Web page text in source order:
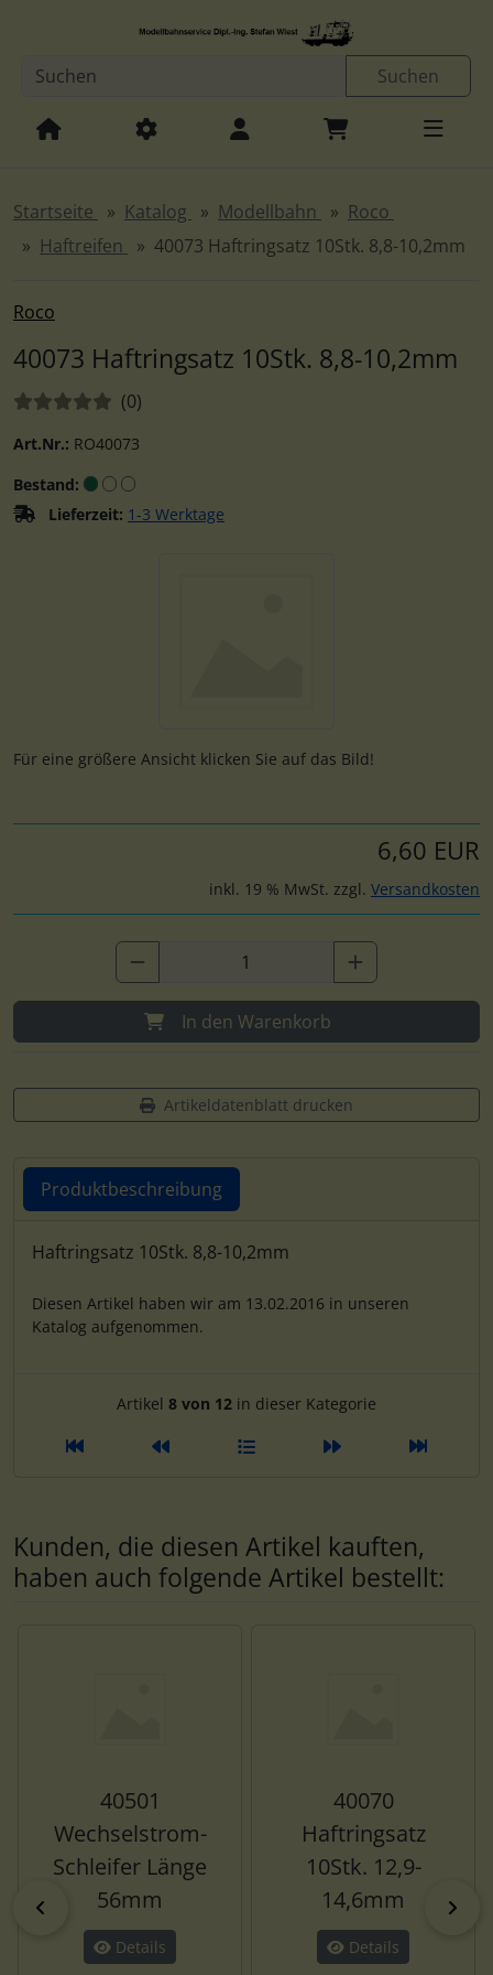
Springe zum Inhalt
Suchen
Startseite Katalog Modellbahn
Roco
Haftreifen
40073 Haftringsatz 10Stk. 8,8-10,2mm
Roco
40073 Haftringsatz 10Stk. 8,8-10,2mm
Bewertungen:(0Bewertungen
)
Art.Nr.: RO40073
Bestand:
Lieferzeit: 1-3 Werktage
Für eine größere Ansicht klicken Sie auf das Bild!
6,60 EUR
inkl. 19 % MwSt. zzgl. Versandkosten
In den Warenkorb
Artikeldatenblatt drucken
Produktbeschreibung
Produktbeschreibung
Haftringsatz 10Stk. 8,8-10,2mm
Diesen Artikel haben wir am 13.02.2016 in unseren
Katalog aufgenommen.
Artikelnavigation innerhalb
Artikel 8 von 12 in dieser Kategorie
Kunden, die diesen Artikel kauften,
haben auch folgende Artikel bestellt:
zurück
40501
Wechselstrom-
Schleifer Länge
56mm
Details
40070
Haftringsatz
10Stk. 12,9-
14,6mm
Details